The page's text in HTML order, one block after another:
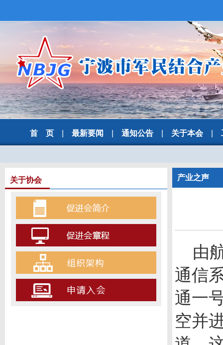
首 页 |最新要闻 |通知公告 关于本会 |
关于协会 产业之声
由
通信
通一
空并